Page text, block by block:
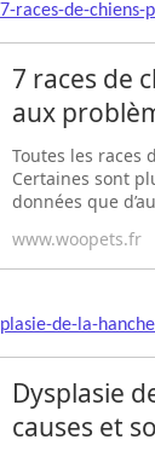
de-
7 races de
aux
Toutes les races
Certaines sont
données que
www.woopets.fr
de-la-
Dysplasie
causes et